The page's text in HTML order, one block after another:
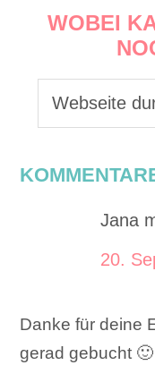
WOBEI
Jana
20.
Danke für deine
gerad gebucht 🙂